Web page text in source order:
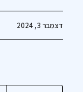
דצמבר 3, 2024